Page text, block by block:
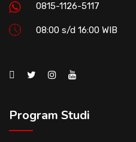
0815-1126-5117
08:00 s/d 16:00 WIB
Program Studi